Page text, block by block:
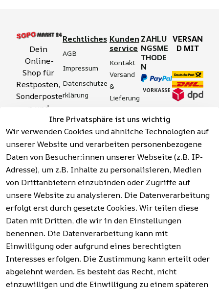
Ihre Privatsphäre ist uns wichtig
Wir verwenden Cookies und ähnliche Technologien auf
unserer Website und verarbeiten personenbezogene
Daten von Besucher:innen unserer Webseite (z.B. IP-
Adresse), um z.B. Inhalte zu personalisieren, Medien
von Drittanbietern einzubinden oder Zugriffe auf
unsere Website zu analysieren. Die Datenverarbeitung
erfolgt erst durch gesetzte Cookies. Wir teilen diese
Daten mit Dritten, die wir in den Einstellungen
benennen. Die Datenverarbeitung kann mit
Einwilligung oder aufgrund eines berechtigten
Interesses erfolgen. Die Zustimmung kann erteilt oder
abgelehnt werden. Es besteht das Recht, nicht
einzuwilligen und die Einwilligung zu einem späteren
Dein
Online-
Shop für
Restposten,
Sonderposte
n und
Aktionsartik
el rund um
Werkzeuge,
Garten,
Haushalt
und mehr.
Vertrag
widerrufen
Rechtliches
AGB
Impressum
Datenschutze
rklärung
tserklärung
Widerrufsrech
t
Hinweise zur
Batterieentso
rgung
Kunden
service
Kontakt
Versand
&
Lieferung
&
Sicherhei
t
Häufige
Fragen
(FAQ)
ZAHLU
NGSME
THODE
N
VERSAN
D MIT
Facebook |
Instagram |
Newsletter
AGB | Impressum |
Datenschutzerklärung |
Barrierefreiheitserklärung |
Widerrufsrecht